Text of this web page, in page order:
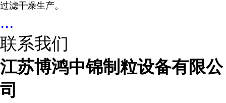
过滤干燥生产。
...
联系我们
江苏博鸿中锦制粒设备有限公
司